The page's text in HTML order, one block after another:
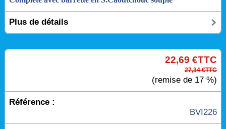
Plus de détails
22,69 €TTC
27,34 €TTC
(remise de 17 %)
Référence :
BVI226